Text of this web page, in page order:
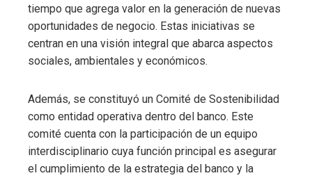
tiempo que agrega valor en la generación de nuevas
oportunidades de negocio. Estas iniciativas se
centran en una visión integral que abarca aspectos
sociales, ambientales y económicos.
Además, se constituyó un Comité de Sostenibilidad
como entidad operativa dentro del banco. Este
comité cuenta con la participación de un equipo
interdisciplinario cuya función principal es asegurar
el cumplimiento de la estrategia del banco y la